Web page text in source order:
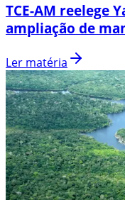
TCE-AM reelege
ampliação de
Ler matéria